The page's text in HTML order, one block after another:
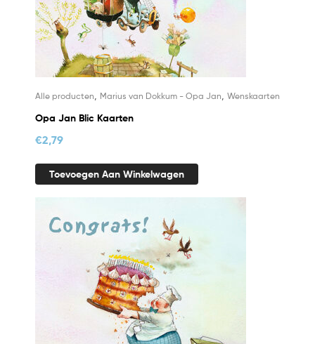
Alle producten, Marius van Dokkum - Opa Jan, Wenskaarten
Opa Jan Blic Kaarten
€2,79
Toevoegen Aan Winkelwagen